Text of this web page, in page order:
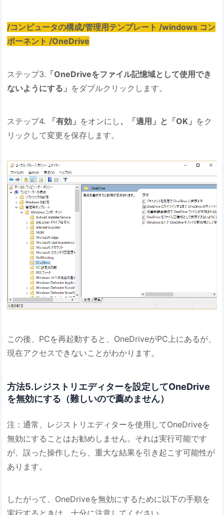
/コンピュータの構成/管理用テンプレート /windows コン
ポーネント /OneDrive
ステップ3. 「OneDriveをファイル記憶域として使用でき
ないようにする」 をダブルクリックします。
ステップ4. 「有効」 をオンにし、「適用」と「OK」 をク
リックして変更を保存します。
この後、PCを再起動すると、OneDriveがPC上にあるが、
現在アクセスできないことがわかります。
方法5.レジストリエディターを設定してOneDrive
を無効にする（難しいので薦めません）
注：通常、レジストリエディターを使用してOneDriveを
無効にすることはお勧めしません。それは実行可能です
が、誤った操作したら、重大な結果を引き起こす可能性が
あります。
したがって、OneDriveを無効にするために以下の手順を